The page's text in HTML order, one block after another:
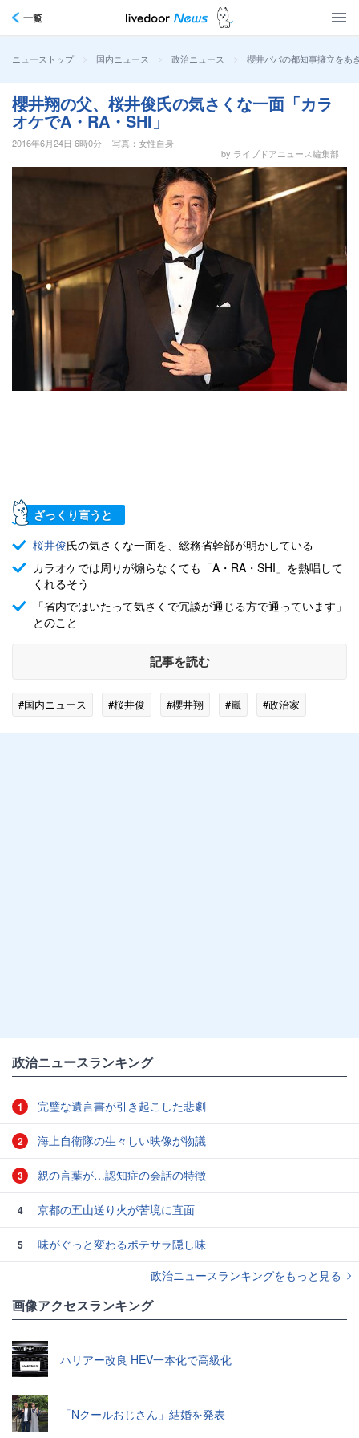
一覧
ニューストップ > 国内ニュース > 政治ニュース > 櫻井パパの都知事擁立をあ
櫻井翔の父、桜井俊氏の気さくな一面「カラ
オケでA・RA・SHI」
2016年6月24日 6時0分
写真：女性自身
by ライブドアニュース編集部
ざっくり言うと
桜井俊氏の気さくな一面を、総務省幹部が明かしている
カラオケでは周りが煽らなくても「A・RA・SHI」を熱唱して
くれるそう
「省内ではいたって気さくで冗談が通じる方で通っています」
とのこと
記事を読む
#国内ニュース #桜井俊 #櫻井翔 #嵐 #政治家
政治ニュースランキング
1 完璧な遺言書が引き起こした悲劇
2 海上自衛隊の生々しい映像が物議
3 親の言葉が…認知症の会話の特徴
4 京都の五山送り火が苦境に直面
5
味がぐっと変わるポテサラ隠し味
政治ニュースランキングをもっと見る
画像アクセスランキング
ハリアー改良 HEV一本化で高級化
「Nクールおじさん」結婚を発表